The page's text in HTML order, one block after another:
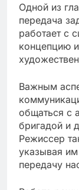
Одной из
передача
работает с
концепцию
Важным
общаться с
бригадой и
Режиссер
указывая
передачу